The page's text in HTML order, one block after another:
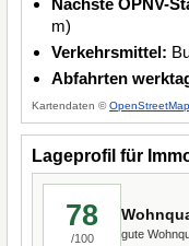
Nächste ÖPNV-
m)
Verkehrsmittel:
Abfahrten
Kartendaten ©OpenStreetMap
Lageprofil für
78
/100 gute